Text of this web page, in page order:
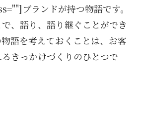
ブランドが持つ物語です。
、語り、語り継ぐことができ
語を考えておくことは、お客
きっかけづくりのひとつで